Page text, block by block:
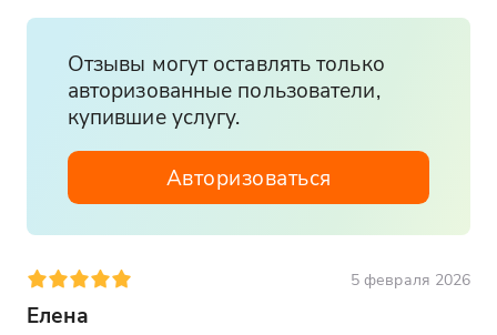
Отзывы могут оставлять только
авторизованные пользователи,
купившие услугу.
Авторизоваться
5 февраля 2026
Елена